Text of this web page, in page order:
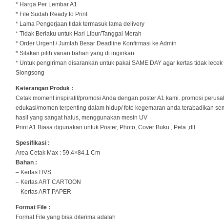
* Harga Per Lembar A1
* File Sudah Ready to Print
* Lama Pengerjaan tidak termasuk lama delivery
* Tidak Berlaku untuk Hari Libur/Tanggal Merah
* Order Urgent / Jumlah Besar Deadline Konfirmasi ke Admin
* Silakan pilih varian bahan yang di inginkan
* Untuk pengiriman disarankan untuk pakai SAME DAY agar kertas tidak
Slongsong
Keterangan Produk :
Cetak moment inspiratif/promosi Anda dengan poster A1 kami. promosi
edukasi/momen terpenting dalam hidup/ foto kegemaran anda terabadikan
hasil yang sangat halus, menggunakan mesin UV
Print A1 Biasa digunakan untuk Poster, Photo, Cover Buku , Peta ,dll.
Spesifikasi :
Area Cetak Max : 59.4×84.1 Cm
Bahan :
– Kertas HVS
– Kertas ART CARTOON
– Kertas ART PAPER
Format File :
Format File yang bisa diterima adalah